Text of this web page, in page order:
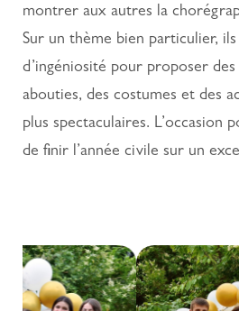
montrer aux autres la
Sur un thème bien particulier,
d’ingéniosité pour proposer
abouties, des costumes et des
plus spectaculaires. L’occasion
de finir l’année civile sur un